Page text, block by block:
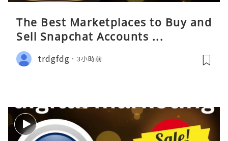
The Best Marketplaces to Buy and
Sell Snapchat Accounts ...
trdgfdg 3小時前